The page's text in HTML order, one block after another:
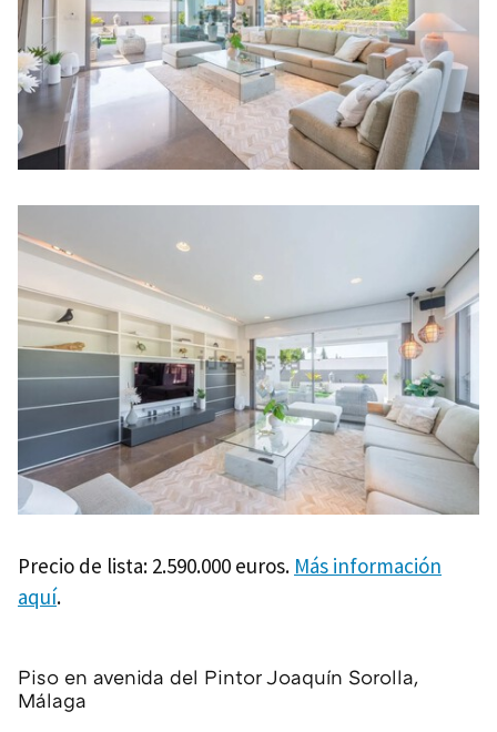
Precio de lista: 2.590.000 euros. Más información
aquí.
Piso en avenida del Pintor Joaquín Sorolla,
Málaga